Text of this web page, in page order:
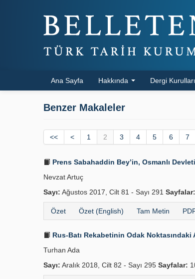
Ana Sayfa Hakkında Dergi Kurulları
Benzer Makaleler
<< < 1 2 3 4 5 6 7
Prens Sabahaddin Bey’in, Osmanlı
Nevzat Artuç
Sayı: Ağustos 2017, Cilt 81 - Sayı 291 Sayfalar:
Özet Özet (English) Tam Metin
Rus-Batı Rekabetinin Odak
Turhan Ada
Sayı: Aralık 2018, Cilt 82 - Sayı 295 Sayfalar: